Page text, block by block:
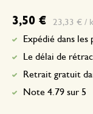
3,50 € 23,33 € /
Expédié dans les
Le délai de
Retrait gratuit
Note 4.79 sur 5